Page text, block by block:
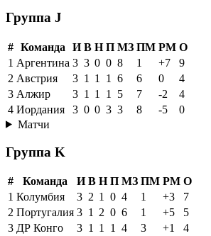
Группа J
# Команда И В Н П МЗ ПМ РМ О
1 Аргентина 3 3 0 0 8 1 +7
9
2 Австрия 3 1 1 1 6 6 0
4
3 Алжир 3 1 1 1 5 7 -2
4
4 Иордания 3 0 0 3 3 8 -5
0
Матчи
Группа K
# Команда И В Н П МЗ ПМ РМ О
1 Колумбия 3 2 1 0 4 1 +3
7
2 Португалия 3 1 2 0 6 1 +5
5
3 ДР Конго 3 1 1 1 4 3 +1
4